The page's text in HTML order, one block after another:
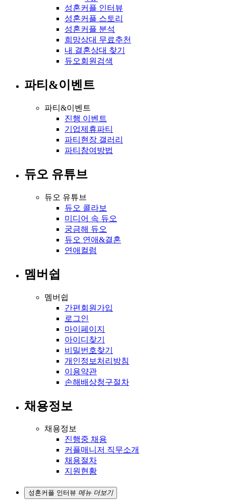
성혼커플 인터뷰
성혼커플 스토리
성혼커플 분석
희망상대 무료추천
내 결혼상대 찾기
듀오회원검색
파티&이벤트
파티&이벤트
진행 이벤트
기업제휴파티
파티현장 갤러리
파티참여방법
듀오 유튜브
듀오 유튜브
듀오 콜라보
미디어 속 듀오
궁금해 듀오
듀오 연애&결혼
연애컬럼
멤버쉽
멤버쉽
간편회원가입
로그인
마이페이지
아이디찾기
비밀번호찾기
개인정보처리방침
이용약관
손해배상청구절차
채용정보
채용정보
진행중 채용
커플매니저 직무소개
채용절차
지원현황
성혼커플 인터뷰 메뉴 더보기